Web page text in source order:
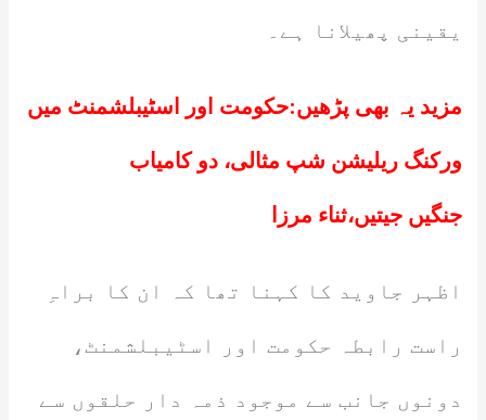
یقینی پھیلانا ہے۔
مزید یہ بھی پڑھیں:حکومت اور اسٹیبلشمنٹ میں
ورکنگ ریلیشن شپ مثالی، دو کامیاب
جنگیں جیتیں،ثناء مرزا
اظہر جاوید کا کہنا تھا کہ ان کا براہِ
راست رابطہ حکومت اور اسٹیبلشمنٹ،
دونوں جانب سے موجود ذمہ دار حلقوں سے